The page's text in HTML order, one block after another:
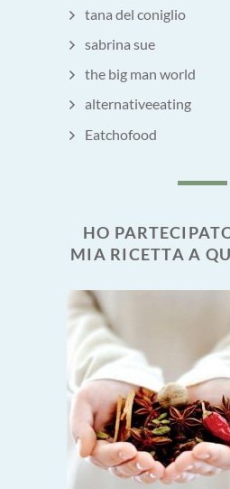
tana del coniglio
sabrina sue
the big man world
alternativeeating
Eatchofood
HO
MIA RICETTA A